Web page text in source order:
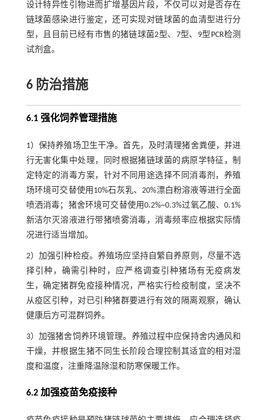
设计特异性引物进而扩增基因片段，不仅可以对是否存在
链球菌感染进行鉴定，还可实现对链球菌的血清型进行分
型，且目前已经有市售的猪链球菌2型、7型、9型PCR检测
试剂盒。
6 防治措施
6.1 强化饲养管理措施
1）保持养殖场卫生干净。首先，及时清理猪舍粪便，并进
行无害化集中处理，同时根据猪链球菌的病原学特征，制
定特定的消毒方案，针对不同用途选择不同消毒剂，养殖
场环境可交替使用10%石灰乳、20%漂白粉溶液等进行全面
喷洒消毒；猪舍环境可交替使用0.2%~0.3%过氧乙酸、0.1%
新洁尔灭溶液进行带猪喷雾消毒，消毒频率应根据实际情
况进行适当增加。
2）加强引种检疫。养殖场应坚持自繁自养原则，尽量不选
择引种，确需引种时，应严格调查引种猪场有无疫病发
生，确定猪群免疫接种情况，严格实行检疫制度，坚决不
从疫区引种，对已引种猪群要进行有效的隔离观察，确认
健康后方可混群饲养。
3）加强猪舍饲养环境管理。养殖过程中应保持舍内通风和
干燥，并根据生猪不同生长阶段合理控制其适宜的相对湿
度和温度，注重降温除湿和防寒保暖工作。
6.2 加强疫苗免疫接种